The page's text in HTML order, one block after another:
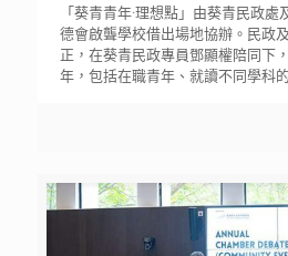
「葵青青年·理想點」由葵青民政
德會啟聾學校借出場地協辦。民政
正，在葵青民政專員鄧顯權陪同下
年，包括在職青年、就讀不同學科